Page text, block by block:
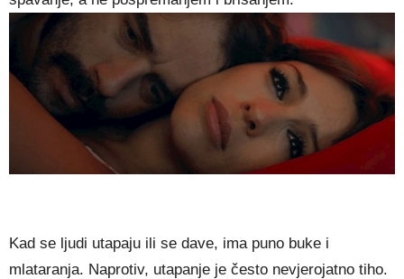
Kad se ljudi utapaju ili se dave, ima puno buke i
mlataranja. Naprotiv, utapanje je često nevjerojatno tiho.